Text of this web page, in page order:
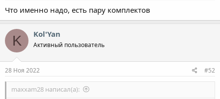
Что именно надо, есть пару комплектов
K Kol'Yan
Активный пользователь
28 Ноя 2022 #52
maxxam28 написал(а):